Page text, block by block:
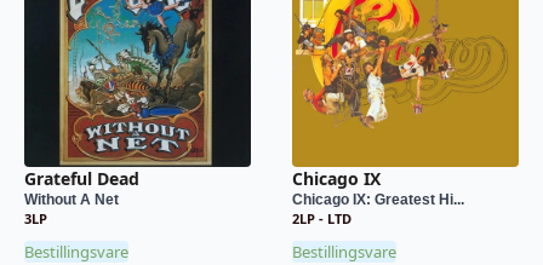
Grateful Dead
Without A Net
3LP
Bestillingsvare
Chicago IX
Chicago IX: Greatest Hi...
2LP - LTD
Bestillingsvare